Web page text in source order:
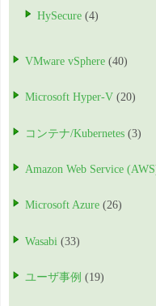
HySecure (4)
VMware vSphere (40)
Microsoft Hyper-V (20)
コンテナ/Kubernetes (3)
Amazon Web Service
Microsoft Azure (26)
Wasabi (33)
ユーザ事例 (19)